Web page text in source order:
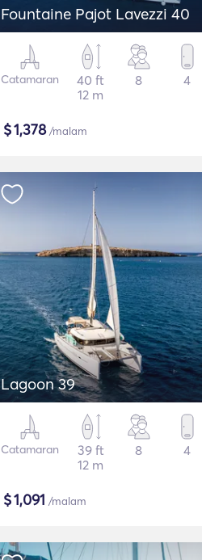
Fountaine Pajot Lavezzi 40
Catamaran
40 ft
12 m
8 4
$1,378/malam
Lagoon 39
Catamaran
39 ft
12 m
8 4
$1,091 /malam